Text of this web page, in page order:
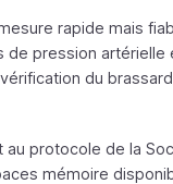
rapide mais
de pression
du
protocole de la
mémoire